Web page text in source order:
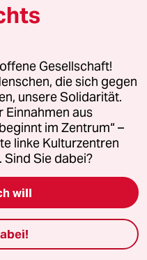
Gesellschaft!
die sich gegen
unsere Solidarität.
Einnahmen aus
im Zentrum“ –
linke Kulturzentren
Sie dabei?
will